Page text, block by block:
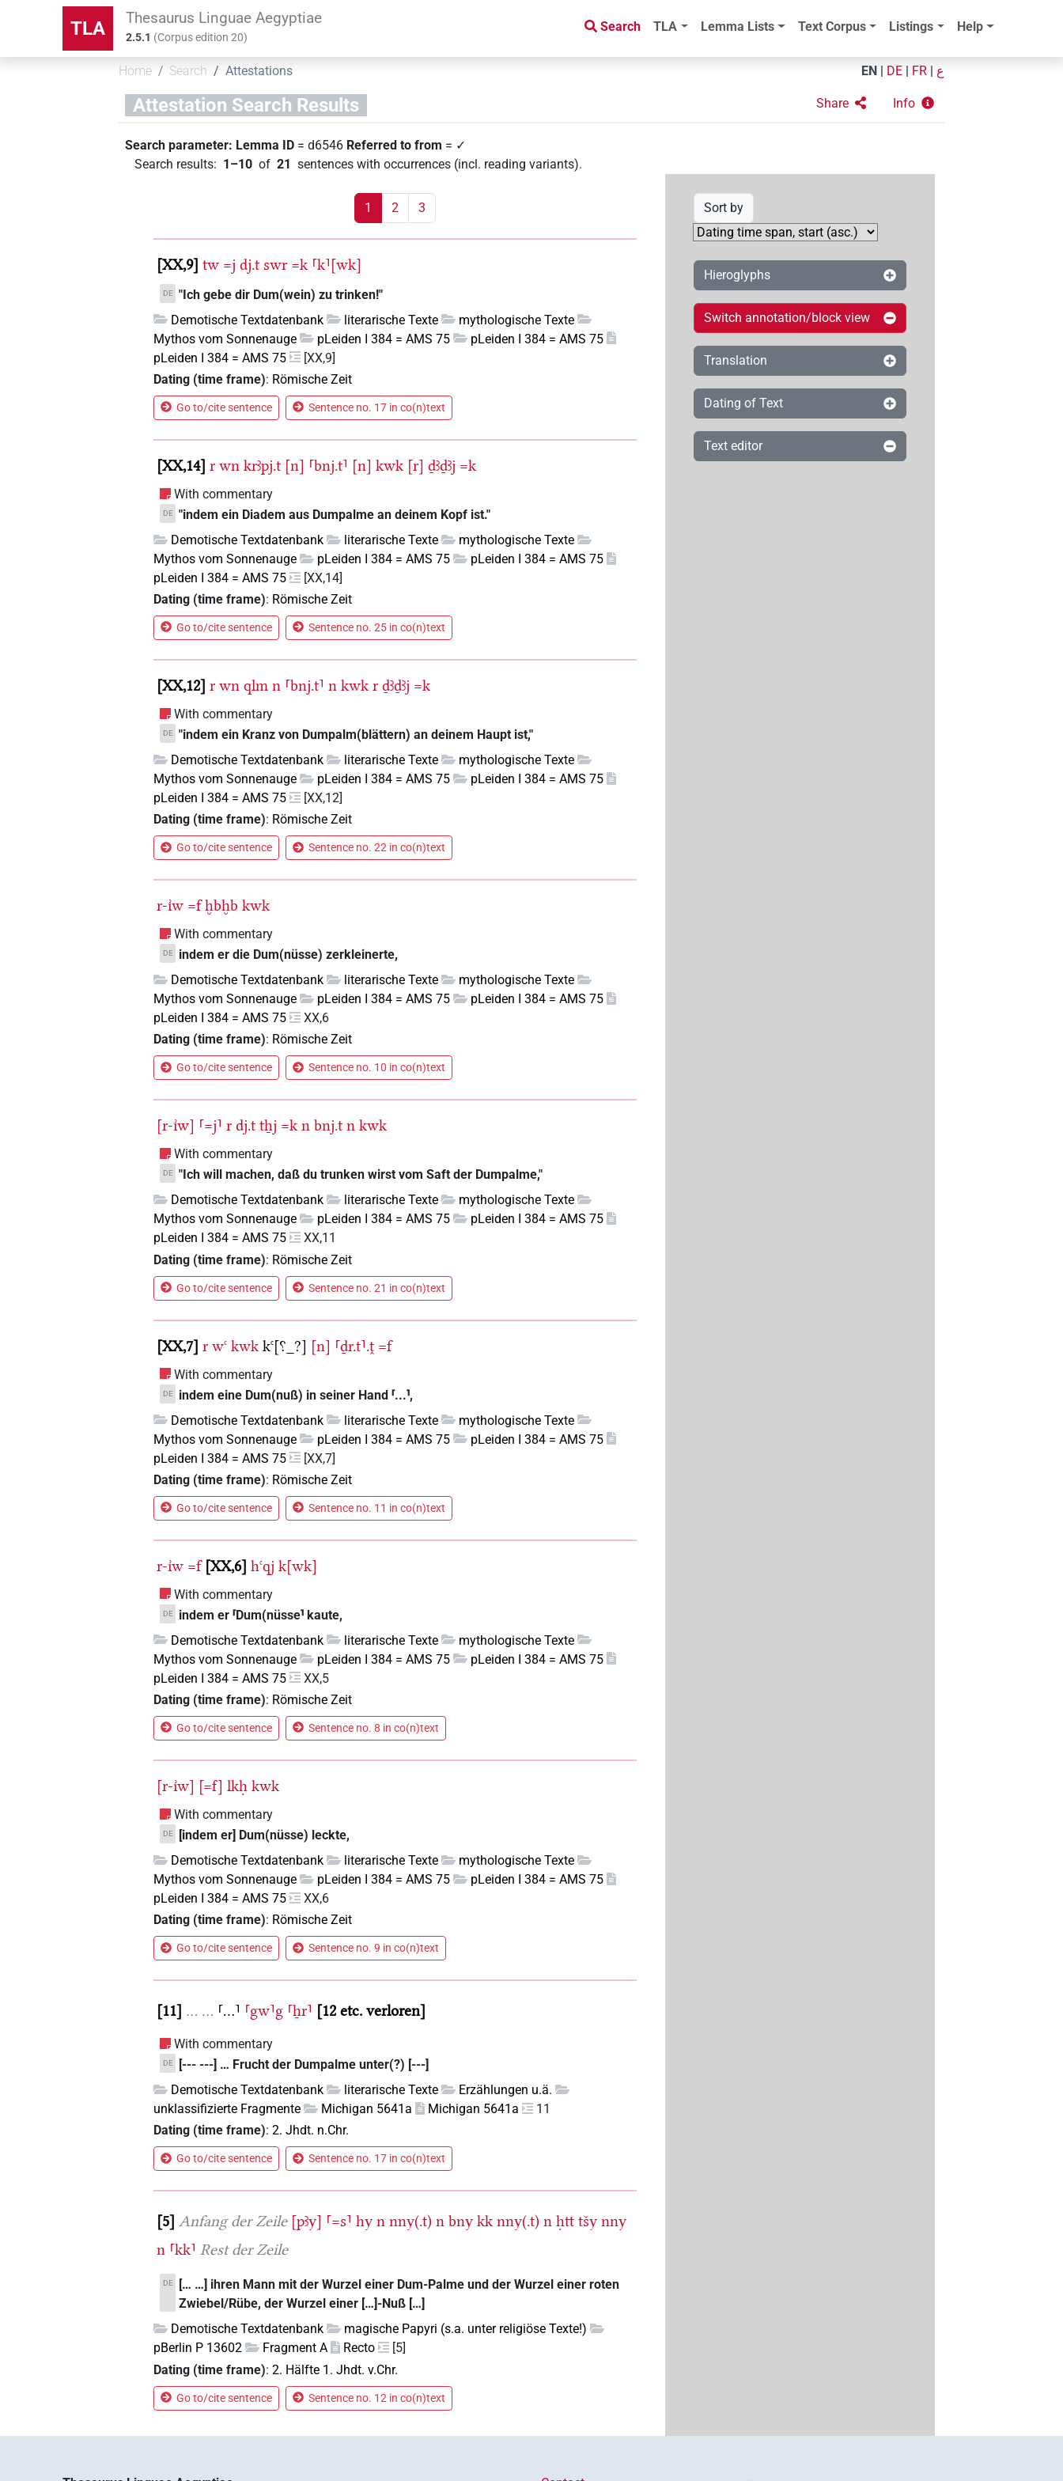
TLA Thesaurus Linguae Aegyptiae
2.5.1 (Corpus edition20)
Search TLA Lemma Lists Text Corpus Listings Help
Home Search Attestations EN DE FR ع
Attestation Search Results Share Info
Search parameter: Lemma ID = d6546 Referred to from = ✓
Search results: 1–10 of 21 sentences with occurrences (incl. reading variants).
1 2 3
XX,9 tw =j dj.t swr =k ⸢k⸣[wk]
DE "Ich gebe dir Dum(wein) zu trinken!"
Demotische Textdatenbank
literarische Texte
mythologische Texte
Mythos vom Sonnenauge
pLeiden I 384 = AMS 75
pLeiden I 384 = AMS 75
pLeiden I 384 = AMS 75
[XX,9]
Dating (time frame): Römische Zeit
Go to/cite sentence Sentence no. 17 in co(n)text
XX,14 r wn krꜣpj.t [n] ⸢bnj.t⸣ [n] kwk [r] ḏꜣḏꜣj =k
With commentary
DE "indem ein Diadem aus Dumpalme an deinem Kopf ist."
Demotische Textdatenbank
literarische Texte
mythologische Texte
Mythos vom Sonnenauge
pLeiden I 384 = AMS 75
pLeiden I 384 = AMS 75
pLeiden I 384 = AMS 75
[XX,14]
Dating (time frame): Römische Zeit
Go to/cite sentence Sentence no. 25 in co(n)text
XX,12 r wn qlm n ⸢bnj.t⸣ n kwk r ḏꜣḏꜣj =k
With commentary
DE "indem ein Kranz von Dumpalm(blättern) an deinem Haupt ist,"
Demotische Textdatenbank
literarische Texte
mythologische Texte
Mythos vom Sonnenauge
pLeiden I 384 = AMS 75
pLeiden I 384 = AMS 75
pLeiden I 384 = AMS 75
[XX,12]
Dating (time frame): Römische Zeit
Go to/cite sentence Sentence no. 22 in co(n)text
r-ı͗w =f ḫbḫb kwk
With commentary
DE
indem er die Dum(nüsse) zerkleinerte,
Demotische Textdatenbank
literarische Texte
mythologische Texte
Mythos vom Sonnenauge
pLeiden I 384 = AMS 75
pLeiden I 384 = AMS 75
pLeiden I 384 = AMS 75
XX,6
Dating (time frame): Römische Zeit
Go to/cite sentence Sentence no. 10 in co(n)text
[r-ı͗w] ⸢=j⸣ r dj.t tẖj =k n bnj.t n kwk
With commentary
DE "Ich will machen, daß du trunken wirst vom Saft der Dumpalme,"
Demotische Textdatenbank
literarische Texte
mythologische Texte
Mythos vom Sonnenauge
pLeiden I 384 = AMS 75
pLeiden I 384 = AMS 75
pLeiden I 384 = AMS 75
XX,11
Dating (time frame): Römische Zeit
Go to/cite sentence Sentence no. 21 in co(n)text
XX,7 r wꜥ kwk kꜥ[⸮_?] [n] ⸢ḏr.t⸣.ṱ =f
With commentary
DE
indem eine Dum(nuß) in seiner Hand ⸢...⸣,
Demotische Textdatenbank
literarische Texte
mythologische Texte
Mythos vom Sonnenauge
pLeiden I 384 = AMS 75
pLeiden I 384 = AMS 75
pLeiden I 384 = AMS 75
[XX,7]
Dating (time frame): Römische Zeit
Go to/cite sentence Sentence no. 11 in co(n)text
r-ı͗w =f XX,6 hꜥqj k[wk]
With commentary
DE
indem er ⸢Dum(nüsse⸣ kaute,
Demotische Textdatenbank
literarische Texte
mythologische Texte
Mythos vom Sonnenauge
pLeiden I 384 = AMS 75
pLeiden I 384 = AMS 75
pLeiden I 384 = AMS 75
XX,5
Dating (time frame): Römische Zeit
Go to/cite sentence Sentence no. 8 in co(n)text
[r-ı͗w] [=f] lkḥ kwk
With commentary
DE
[indem er] Dum(nüsse) leckte,
Demotische Textdatenbank
literarische Texte
mythologische Texte
Mythos vom Sonnenauge
pLeiden I 384 = AMS 75
pLeiden I 384 = AMS 75
pLeiden I 384 = AMS 75
XX,6
Dating (time frame): Römische Zeit
Go to/cite sentence Sentence no. 9 in co(n)text
11 … … ⸢...⸣ ⸢gw⸣g ⸢ẖr⸣ 12 etc. verloren
With commentary
DE
[--- ---] … Frucht der Dumpalme unter(?) [---]
Demotische Textdatenbank
literarische Texte
Erzählungen u.ä.
unklassifizierte Fragmente
Michigan 5641a Michigan 5641a
11
Dating (time frame):2. Jhdt. n.Chr.
Go to/cite sentence Sentence no. 17 in co(n)text
5 Anfang der Zeile [pꜣy] ⸢=s⸣ hy n nny(.t) n bny kk nny(.t) n ḥtt tšy nny
n ⸢kk⸣ Rest der Zeile
DE
[… …] ihren Mann mit der Wurzel einer Dum-Palme und der Wurzel einer roten
Zwiebel/Rübe, der Wurzel einer […]-Nuß […]
Demotische Textdatenbank
magische Papyri (s.a. unter religiöse Texte!)
pBerlin P 13602
Fragment A Recto
[5]
Dating (time frame):2. Hälfte 1. Jhdt. v.Chr.
Go to/cite sentence Sentence no. 12 in co(n)text
Sort by
Hieroglyphs
Switch annotation/block view
Translation
Dating of Text
Text editor